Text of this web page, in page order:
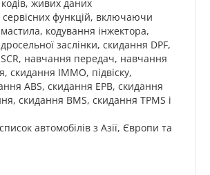
живих даних
сервісних функцій, включаючи
кодування інжектора,
заслінки, скидання DPF,
навчання передач, навчання
скидання IMMO, підвіску,
ABS, скидання EPB, скидання
скидання BMS, скидання TPMS і
автомобілів з Азії, Європи та